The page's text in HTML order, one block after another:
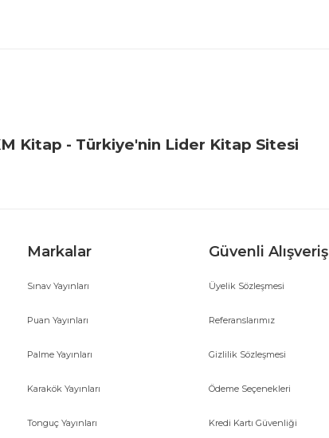
Yorum Yaz
Kitap - Türkiye'nin Lider Kitap Sitesi
Markalar
Sınav Yayınları
Puan Yayınları
Palme Yayınları
Karakök Yayınları
Tonguç Yayınları
Güvenli Alışveriş
Üyelik Sözleşmesi
Referanslarımız
Gizlilik Sözleşmesi
Ödeme Seçenekleri
Kredi Kartı Güvenliği